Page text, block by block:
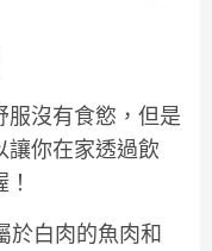
沒有食慾，但是
讓你在家透過飲
於白肉的魚肉和